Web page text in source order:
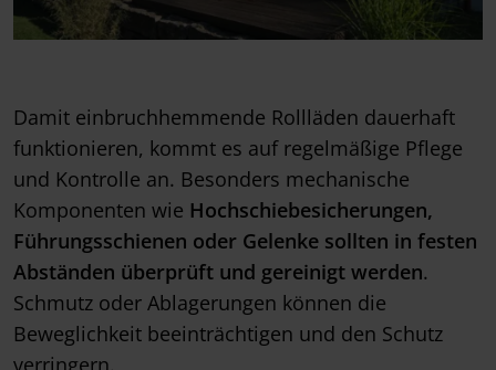
Damit einbruchhemmende Rollläden dauerhaft
funktionieren, kommt es auf regelmäßige Pflege
und Kontrolle an. Besonders mechanische
Komponenten wie Hochschiebesicherungen,
Führungsschienen oder Gelenke sollten in festen
Abständen überprüft und gereinigt werden.
Schmutz oder Ablagerungen können die
Beweglichkeit beeinträchtigen und den Schutz